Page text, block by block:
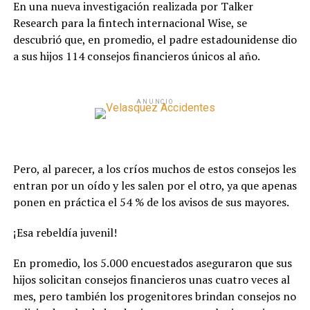
En una nueva investigación realizada por Talker
Research para la fintech internacional Wise, se
descubrió que, en promedio, el padre estadounidense dio
a sus hijos 114 consejos financieros únicos al año.
ANUNCIO
Pero, al parecer, a los críos muchos de estos consejos les
entran por un oído y les salen por el otro, ya que apenas
ponen en práctica el 54 % de los avisos de sus mayores.
¡Esa rebeldía juvenil!
En promedio, los 5.000 encuestados aseguraron que sus
hijos solicitan consejos financieros unas cuatro veces al
mes, pero también los progenitores brindan consejos no